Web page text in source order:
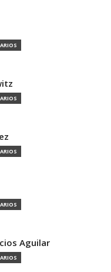
Aguilar